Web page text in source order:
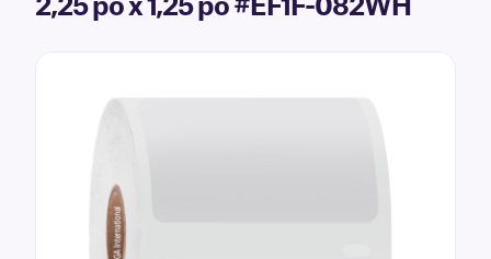
2,25 po x 1,25 po #EF1F-082WH